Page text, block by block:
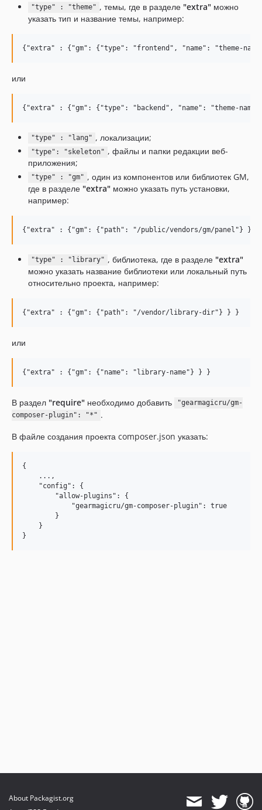
"type" : "theme" , темы, где в разделе "extra"можно
указать тип и название темы, например:
или
"type" : "lang" , локализации;
"type": "skeleton" , файлы и папки редакции веб-
приложения;
"type" : "gm" , один из компонентов или библиотек GM,
где в разделе "extra" можно указать путь установки,
например:
"type" : "library" , библиотека, где в разделе "extra"
можно указать название библиотеки или локальный путь
относительно проекта, например:
или
В раздел "require" необходимо добавить
"gearmagicru/gm-
composer-plugin": "*" .
В файле создания проекта composer.json указать:
{
    ...,
    "config": {
        "allow-plugins": {
            "gearmagicru/gm-composer-plugin": true
        }
    }
About Packagist.org